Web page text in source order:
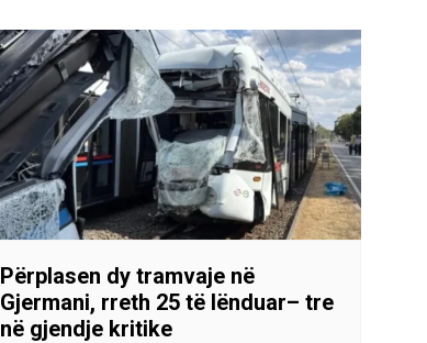
Përplasen dy tramvaje në
Gjermani, rreth 25 të lënduar– tre
në gjendje kritike